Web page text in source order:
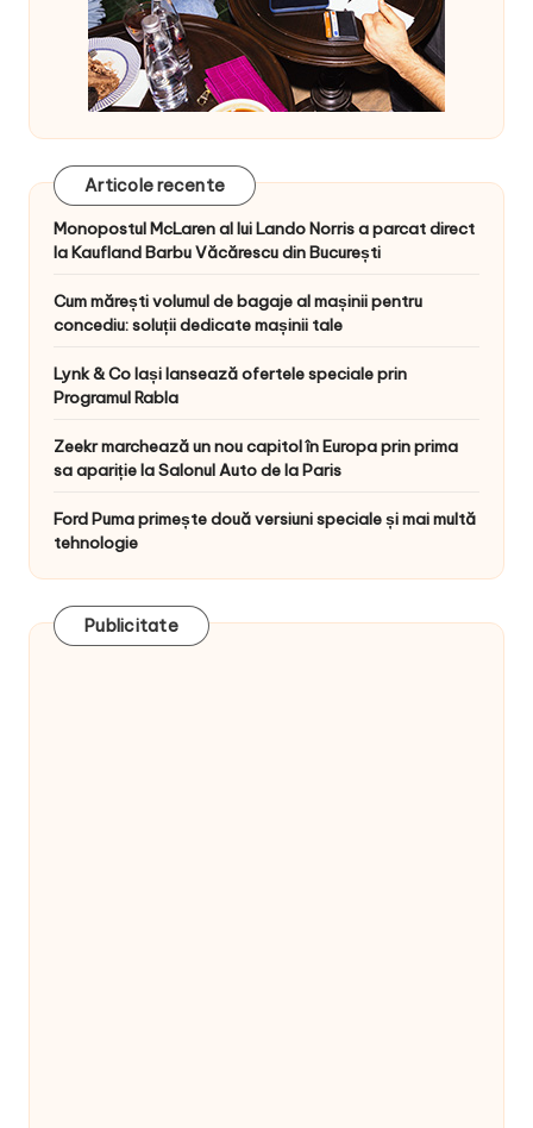
Articole recente
Monopostul McLaren al lui Lando Norris a parcat direct
la Kaufland Barbu Văcărescu din București
Cum mărești volumul de bagaje al mașinii pentru
concediu: soluții dedicate mașinii tale
Lynk & Co Iași lansează ofertele speciale prin
Programul Rabla
Zeekr marchează un nou capitol în Europa prin prima
sa apariție la Salonul Auto de la Paris
Ford Puma primește două versiuni speciale și mai multă
tehnologie
Publicitate